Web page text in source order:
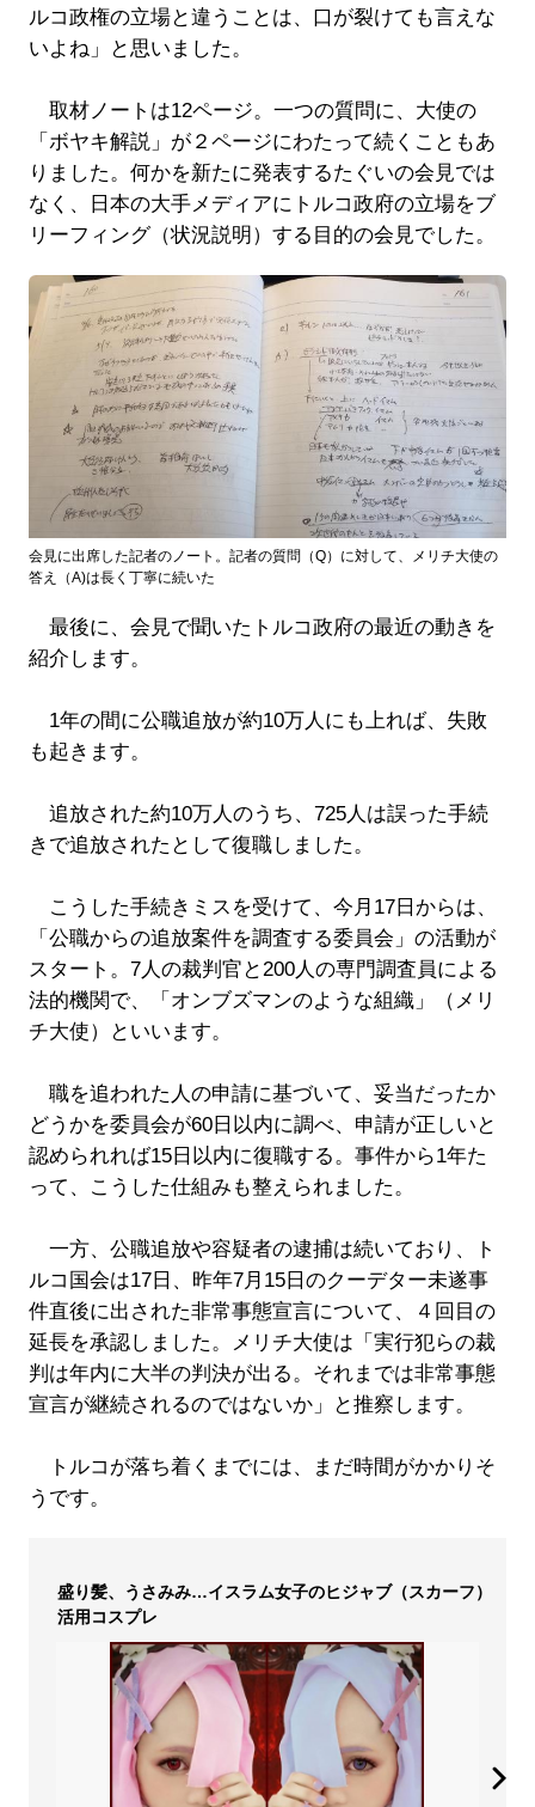
ルコ政権の立場と違うことは、口が裂けても言えな
いよね」と思いました。
取材ノートは12ページ。一つの質問に、大使の
「ボヤキ解説」が２ページにわたって続くこともあ
りました。何かを新たに発表するたぐいの会見では
なく、日本の大手メディアにトルコ政府の立場をブ
リーフィング（状況説明）する目的の会見でした。
会見に出席した記者のノート。記者の質問（Q）に対して、メリチ大使の
答え（A)は長く丁寧に続いた
最後に、会見で聞いたトルコ政府の最近の動きを
紹介します。
1年の間に公職追放が約10万人にも上れば、失敗
も起きます。
追放された約10万人のうち、725人は誤った手続
きで追放されたとして復職しました。
こうした手続きミスを受けて、今月17日からは、
「公職からの追放案件を調査する委員会」の活動が
スタート。7人の裁判官と200人の専門調査員による
法的機関で、「オンブズマンのような組織」（メリ
チ大使）といいます。
職を追われた人の申請に基づいて、妥当だったか
どうかを委員会が60日以内に調べ、申請が正しいと
認められれば15日以内に復職する。事件から1年た
って、こうした仕組みも整えられました。
一方、公職追放や容疑者の逮捕は続いており、ト
ルコ国会は17日、昨年7月15日のクーデター未遂事
件直後に出された非常事態宣言について、４回目の
延長を承認しました。メリチ大使は「実行犯らの裁
判は年内に大半の判決が出る。それまでは非常事態
宣言が継続されるのではないか」と推察します。
トルコが落ち着くまでには、まだ時間がかかりそ
うです。
盛り髪、うさみみ…イスラム女子のヒジャブ（スカーフ）
活用コスプレ